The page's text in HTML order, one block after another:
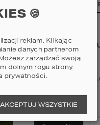
Projekt
166 G2
POWIERZCHNIA DOMU
3
🍪
reklam. Klikając
danych partnerom
zarządzać swoją
dolnym rogu strony.
prywatności.
WSZYSTKIE